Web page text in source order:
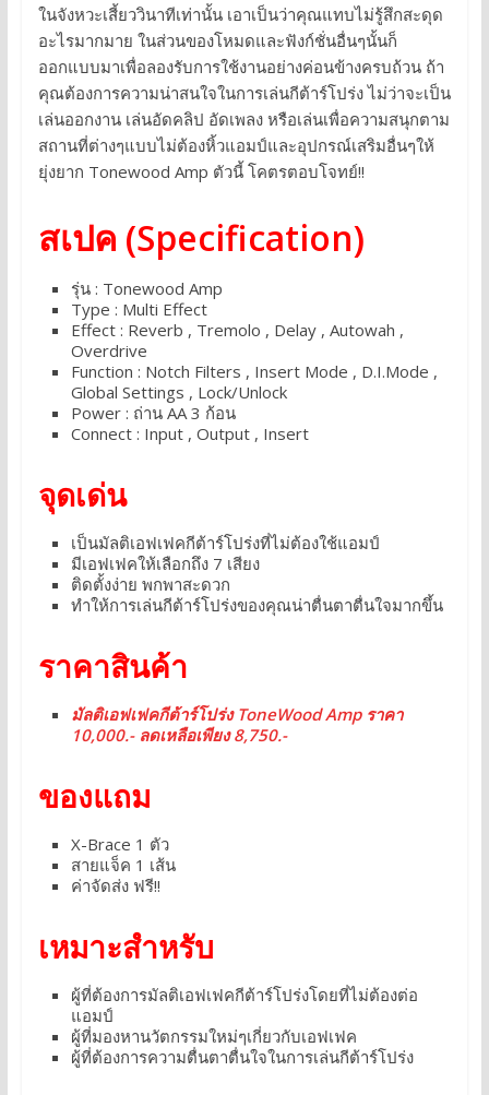
ในจังหวะเสี้ยววินาทีเท่านั้น เอาเป็นว่าคุณแทบไม่รู้สึกสะดุด
อะไรมากมาย ในส่วนของโหมดและฟังก์ชั่นอื่นๆนั้นก็
ออกแบบมาเพื่อลองรับการใช้งานอย่างค่อนข้างครบถ้วน ถ้า
คุณต้องการความน่าสนใจในการเล่นกีต้าร์โปร่ง ไม่ว่าจะเป็น
เล่นออกงาน เล่นอัดคลิป อัดเพลง หรือเล่นเพื่อความสนุกตาม
สถานที่ต่างๆแบบไม่ต้องหิ้วแอมป์และอุปกรณ์เสริมอื่นๆให้
ยุ่งยาก Tonewood Amp ตัวนี้ โคตรตอบโจทย์!!
สเปค (Specification)
รุ่น : Tonewood Amp
Type : Multi Effect
Effect : Reverb , Tremolo , Delay , Autowah ,
Overdrive
Function : Notch Filters , Insert Mode , D.I.Mode ,
Global Settings , Lock/Unlock
Power : ถ่าน AA 3 ก้อน
Connect : Input , Output , Insert
จุดเด่น
เป็นมัลติเอฟเฟคกีต้าร์โปร่งที่ไม่ต้องใช้แอมป์
มีเอฟเฟคให้เลือกถึง 7 เสียง
ติดตั้งง่าย พกพาสะดวก
ทำให้การเล่นกีต้าร์โปร่งของคุณน่าตื่นตาตื่นใจมากขึ้น
ราคาสินค้า
มัลติเอฟเฟคกีต้าร์โปร่ง ToneWood Amp ราคา
10,000.- ลดเหลือเพียง 8,750.-
ของแถม
X-Brace 1 ตัว
สายแจ็ค 1 เส้น
ค่าจัดส่ง ฟรี!!
เหมาะสำหรับ
ผู้ที่ต้องการมัลติเอฟเฟคกีต้าร์โปร่งโดยที่ไม่ต้องต่อ
แอมป์
ผู้ที่มองหานวัตกรรมใหม่ๆเกี่ยวกับเอฟเฟค
ผู้ที่ต้องการความตื่นตาตื่นใจในการเล่นกีต้าร์โปร่ง